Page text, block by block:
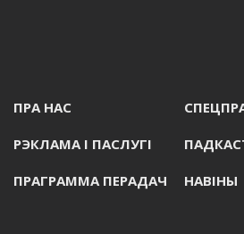
ПРА НАС
РЭКЛАМА I ПАСЛУГI
ПРАГРАММА ПЕРАДАЧ НАВIНЫ